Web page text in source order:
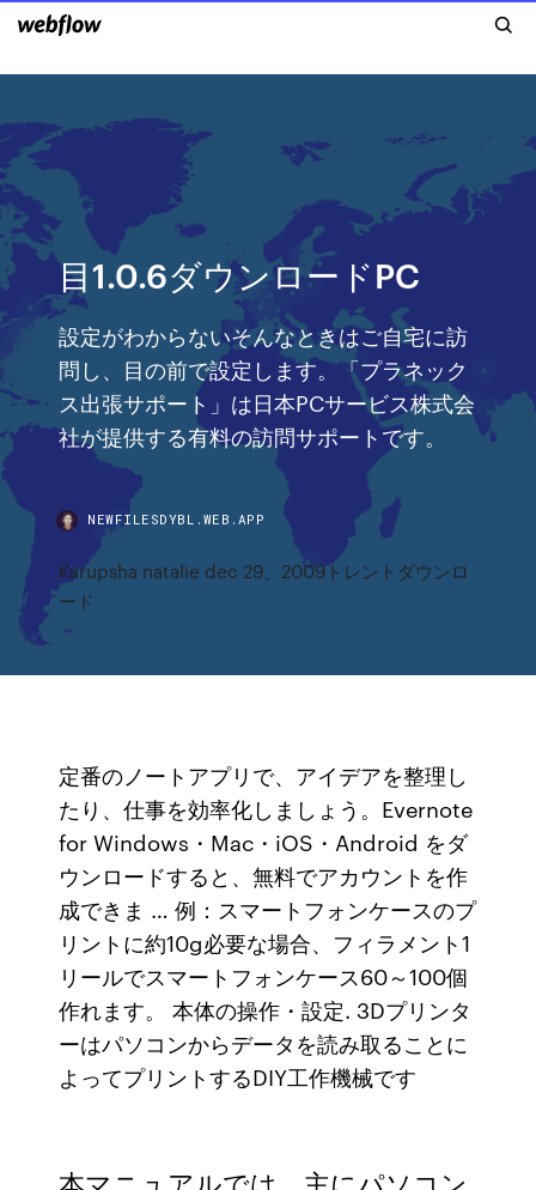
目1.0.6ダウンロードPC
設定がわからないそんなときはご自宅に訪
問し、目の前で設定します。「プラネック
ス出張サポート」は日本PCサービス株式会
社が提供する有料の訪問サポートです。
NEWFILESDYBL.WEB.APP
Karupsha natalie dec 29、2009トレントダウンロ
ード
定番のノートアプリで、アイデアを整理し
たり、仕事を効率化しましょう。Evernote
for Windows・Mac・iOS・Android をダ
ウンロードすると、無料でアカウントを作
成できま … 例：スマートフォンケースのプ
リントに約10g必要な場合、フィラメント1
リールでスマートフォンケース60～100個
作れます。 本体の操作・設定. 3Dプリンタ
ーはパソコンからデータを読み取ることに
よってプリントするDIY工作機械です
本マニュアルでは、主にパソコン